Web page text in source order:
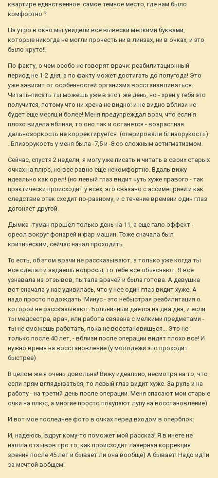
квартире единственное самое темное место, где нам было
комфортно ?
На утро в окно мы увидели все вывески мелкими буквами,
которые никогда не могли прочесть ни в линзах, ни в очках, и это
было круто!!
По факту, о чем особо не говорят врачи: реабилитационный
период не 1-2 дня, а по факту может достигать до полугода! Это
уже зависит от особенностей организма восстанавливаться.
Читать-писать ты можешь уже в этот же день, но - хрен у тебя это
получится, потому что ни хрена не видно! и не видно вблизи не
будет еще месяц и более! Меня предупреждал врач, что если я
плохо видела вблизи, то оно так и останется - возрастная
дальнозоркость не корректируется (оперировали близорукость)
. Близорукость у меня была -7,5 и -8 со сложным астигматизмом.
Сейчас, спустя 2 недели, я могу уже писать и читать в своих старых
очках на плюс, но все равно еще некомфортно. Вдаль вижу
идеально как орел! (но левый глаз видит чуть хуже правого - так
практически происходит у всех, это связано с ассиметрией и как
следствие отек сходит по-разному, и с течение времени один глаз
догоняет другой.
Дымка -туман прошел только день на 11, а еще гало-эффект -
ореол вокруг фонарей и фар машин. Тоже сначала был
критическим, сейчас начал проходить.
То есть, об этом врачи не рассказывают, а только уже когда ты
все сделал и задаешь вопросы, то тебе всё объясняют. Я всё
узнавала из отзывов, пытала врачей и была готова. А девушка
вот сначала у нас удивилась, что у нее один глаз видит хуже. А
надо просто подождать. Минус - это небыстрая реабилитация о
которой не рассказывают. Больничный дается на два дня, и если
ты медсестра, врач, или работа связана с мелкими предметами -
ты не сможешь работать, пока не восстановишься... Это не
только после 40 лет, - вблизи после операции видят плохо все! И
нужно время на восстановление (у молодежи это проходит
быстрее)
В целом же я очень довольна! Вижу идеально, несмотря на то, что
если прям вглядываться, то левый глаз видит хуже. За руль и на
работу - на третий день после операции. Меня спасают мои старые
очки на плюс, а многие просто покупают лупу на восстановление)
И вот мое последнее фото в очках перед входом в оперблок:
И, надеюсь, вдруг кому-то поможет мой рассказ! Я в инете не
нашла отзывов про то, как происходит лазерная коррекция
зрения после 45 лет и бывает ли она вообще) А бывает! Надо идти
за мечтой вобщем!